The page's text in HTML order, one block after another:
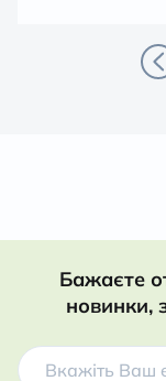
Бажаєте
новинки,